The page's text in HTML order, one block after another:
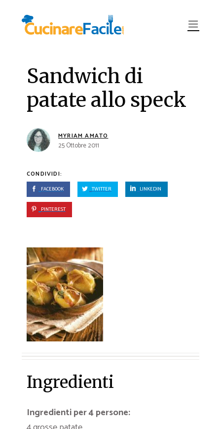
Sandwich di
patate allo speck
MYRIAM AMATO
25 Ottobre 2011
CONDIVIDI:
FACEBOOK TWITTER LINKEDIN
PINTEREST
Ingredienti
Ingredienti per 4 persone: